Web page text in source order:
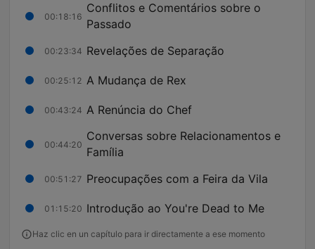
00:18:16
Conflitos e Comentários sobre o
Passado
00:23:34 Revelações de Separação
00:25:12 A Mudança de Rex
00:43:24 A Renúncia do Chef
00:44:20
Conversas sobre Relacionamentos e
Família
00:51:27 Preocupações com a Feira da Vila
01:15:20 Introdução ao You're Dead to Me
Haz clic en un capítulo para ir directamente a ese momento